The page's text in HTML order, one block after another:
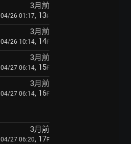
3月前
04/26 01:17, 13F
3月前
04/26 10:14, 14F
3月前
04/27 06:14, 15F
3月前
04/27 06:14, 16F
3月前
04/27 06:20, 17F